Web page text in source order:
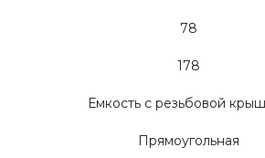
78
178
Емкость с резьбовой
Прямоугольная